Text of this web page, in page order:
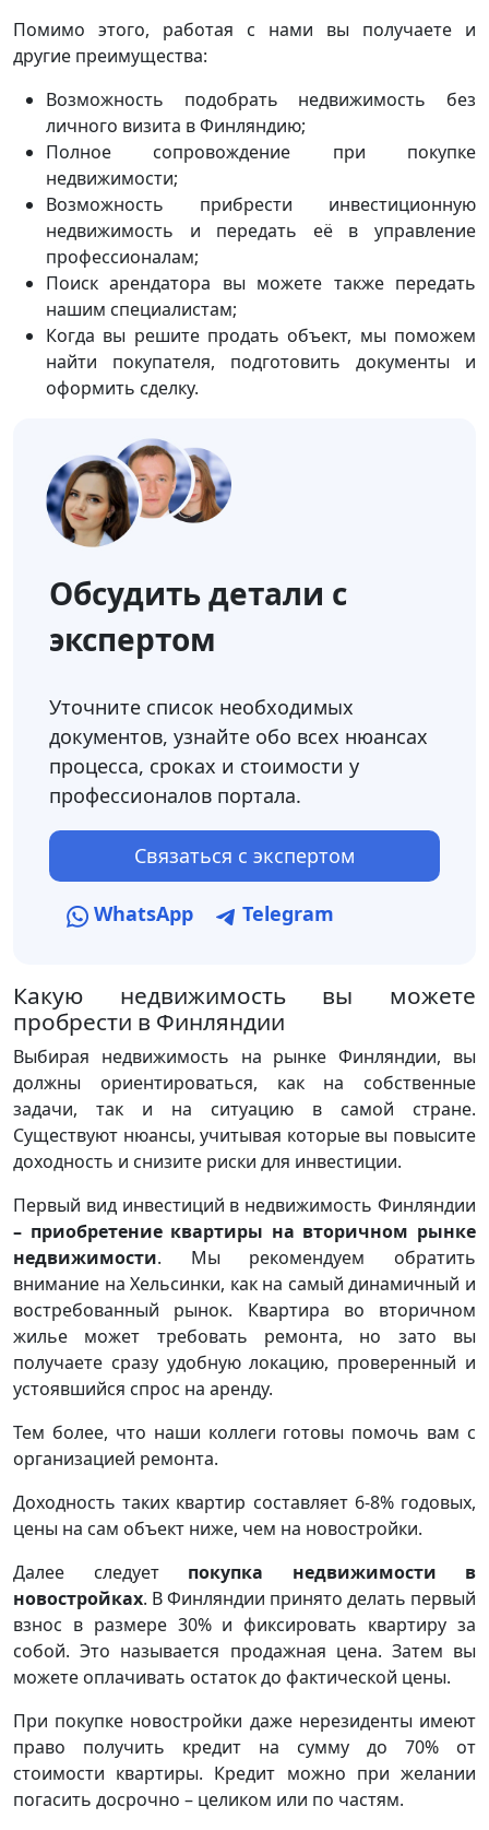
Помимо этого, работая с нами вы получаете и
другие преимущества:
Возможность подобрать недвижимость без
личного визита в Финляндию;
Полное сопровождение при покупке
недвижимости;
Возможность прибрести инвестиционную
недвижимость и передать её в управление
профессионалам;
Поиск арендатора вы можете также передать
нашим специалистам;
Когда вы решите продать объект, мы поможем
найти покупателя, подготовить документы и
оформить сделку.
Обсудить детали с
экспертом
Уточните список необходимых
документов, узнайте обо всех нюансах
процесса, сроках и стоимости у
профессионалов портала.
Связаться с экспертом
WhatsApp Telegram
Какую недвижимость вы можете
пробрести в Финляндии
Выбирая недвижимость на рынке Финляндии, вы
должны ориентироваться, как на собственные
задачи, так и на ситуацию в самой стране.
Существуют нюансы, учитывая которые вы повысите
доходность и снизите риски для инвестиции.
Первый вид инвестиций в недвижимость Финляндии
– приобретение квартиры на вторичном рынке
недвижимости. Мы рекомендуем обратить
внимание на Хельсинки, как на самый динамичный и
востребованный рынок. Квартира во вторичном
жилье может требовать ремонта, но зато вы
получаете сразу удобную локацию, проверенный и
устоявшийся спрос на аренду.
Тем более, что наши коллеги готовы помочь вам с
организацией ремонта.
Доходность таких квартир составляет 6-8% годовых,
цены на сам объект ниже, чем на новостройки.
Далее следует покупка недвижимости в
новостройках. В Финляндии принято делать первый
взнос в размере 30% и фиксировать квартиру за
собой. Это называется продажная цена. Затем вы
можете оплачивать остаток до фактической цены.
При покупке новостройки даже нерезиденты имеют
право получить кредит на сумму до 70% от
стоимости квартиры. Кредит можно при желании
погасить досрочно – целиком или по частям.